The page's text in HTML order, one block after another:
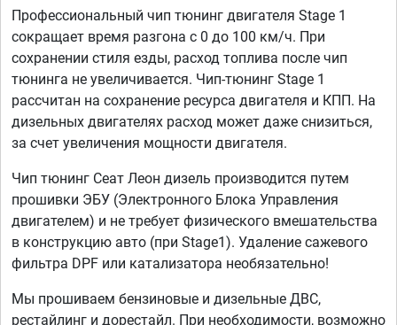
Профессиональный чип тюнинг двигателя Stage 1
сокращает время разгона с 0 до 100 км/ч. При
сохранении стиля езды, расход топлива после чип
тюнинга не увеличивается. Чип-тюнинг Stage 1
рассчитан на сохранение ресурса двигателя и КПП. На
дизельных двигателях расход может даже снизиться,
за счет увеличения мощности двигателя.
Чип тюнинг Сеат Леон дизель производится путем
прошивки ЭБУ (Электронного Блока Управления
двигателем) и не требует физического вмешательства
в конструкцию авто (при Stage1). Удаление сажевого
фильтра DPF или катализатора необязательно!
Мы прошиваем бензиновые и дизельные ДВС,
рестайлинг и дорестайл. При необходимости, возможно